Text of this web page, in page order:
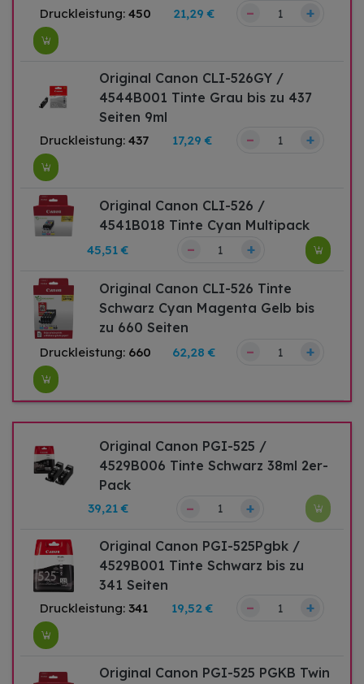
Druckleistung: 450 21,29 € – +
Original Canon CLI-526GY /
4544B001 Tinte Grau bis zu 437
Seiten 9ml
Druckleistung: 437 17,29 € – +
Original Canon CLI-526 /
4541B018 Tinte Cyan Multipack
45,51 € – +
Original Canon CLI-526 Tinte
Schwarz Cyan Magenta Gelb bis
zu 660 Seiten
Druckleistung: 660 62,28 € – +
Original Canon PGI-525 /
4529B006 Tinte Schwarz 38ml 2er-
Pack
39,21 € – +
Original Canon PGI-525Pgbk /
4529B001 Tinte Schwarz bis zu
341 Seiten
Druckleistung: 341 19,52 € – +
Original Canon PGI-525 PGKB Twin